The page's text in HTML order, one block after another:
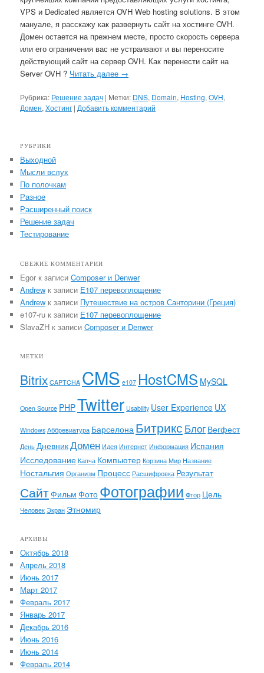
VPS и Dedicated является OVH Web hosting solutions. В этом
мануале, я расскажу как развернуть сайт на хостинге OVH.
Домен остается на прежнем месте, просто скорость сервера
или его ограничения вас не устраивают и вы переносите
действующий сайт на сервер OVH. Как перенести сайт на
Server OVH ? Читать далее →
Рубрика: Решение задач | Метки: DNS, Domain, Hosting,OVH,
Домен,Хостинг | Добавить комментарий
РУБРИКИ
Выходной
Мысли вслух
По полочкам
Разное
Расширенный поиск
Решение задач
Тестирование
СВЕЖИЕ КОММЕНТАРИИ
Egor к записиComposer и Denwer
Andrew к записи E107 перевоплощение
Andrew к записи Путешествие на остров Санторини (Греция)
e107-ru к записи E107 перевоплощение
SlavaZH к записиComposer и Denwer
МЕТКИ
Bitrix CAPTCHA CMS e107 HostCMS MySQL
Open Source PHPTwitter Usability User Experience UX
Windows Аббревиатура Барселона Битрикс Блог Вегфест
День ДневникДомен Идея Интернет Информация Испания
Исследование Капча Компьютер Корзина Мир Название
Ностальгия Организм Процесс Расшифровка Результат
СайтФильм Фото Фотографии Фтор Цель
Человек Экран Этномир
АРХИВЫ
Октябрь 2018
Апрель 2018
Июнь 2017
Март 2017
Февраль 2017
Январь 2017
Декабрь 2016
Июнь 2016
Июнь 2014
Февраль 2014